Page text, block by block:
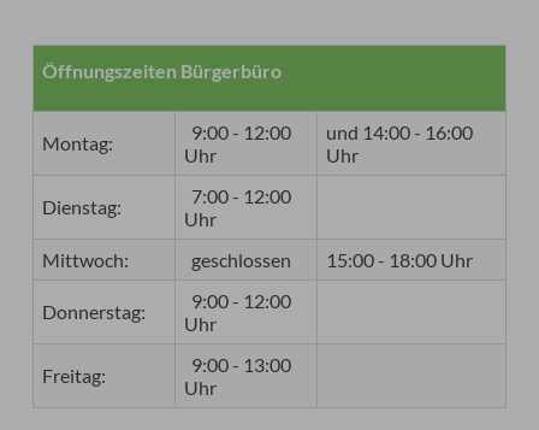
Öffnungszeiten Bürgerbüro
Montag:
9:00 - 12:00
Uhr
und 14:00 - 16:00
Uhr
Dienstag:
7:00 - 12:00
Uhr
Mittwoch:
geschlossen 15:00 - 18:00 Uhr
Donnerstag:
9:00 - 12:00
Uhr
Freitag:
9:00 - 13:00
Uhr